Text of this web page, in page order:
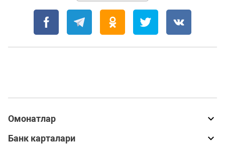
Омонатлар
Банк карталари